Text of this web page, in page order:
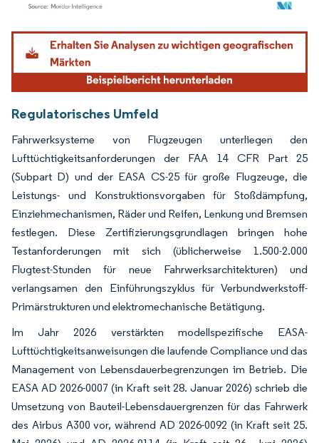
Bild © Mordor Intelligence. Wiederverwendung erfordert Namensnennung gemäß
Regulatorisches Umfeld
Fahrwerksysteme von Flugzeugen unterliegen den
Lufttüchtigkeitsanforderungen der FAA 14 CFR Part 25
(Subpart D) und der EASA CS-25 für große Flugzeuge, die
Leistungs- und Konstruktionsvorgaben für Stoßdämpfung,
Einziehmechanismen, Räder und Reifen, Lenkung und Bremsen
festlegen. Diese Zertifizierungsgrundlagen bringen hohe
Testanforderungen mit sich (üblicherweise 1.500-2.000
Flugtest-Stunden für neue Fahrwerksarchitekturen) und
verlangsamen den Einführungszyklus für Verbundwerkstoff-
Primärstrukturen und elektromechanische Betätigung.
Im Jahr 2026 verstärkten modellspezifische EASA-
Lufttüchtigkeitsanweisungen die laufende Compliance und das
Management von Lebensdauerbegrenzungen im Betrieb. Die
EASA AD 2026-0007 (in Kraft seit 28. Januar 2026) schrieb die
Umsetzung von Bauteil-Lebensdauergrenzen für das Fahrwerk
des Airbus A300 vor, während AD 2026-0092 (in Kraft seit 25.